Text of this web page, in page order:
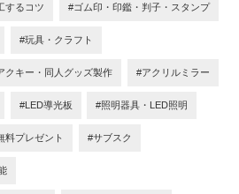
するコツ #ゴム印・印鑑・判子・スタンプ
#玩具・クラフト
クキー・同人グッズ製作 #アクリルミラー
#LED導光板 #照明器具・LED照明
料プレゼント #サブスク